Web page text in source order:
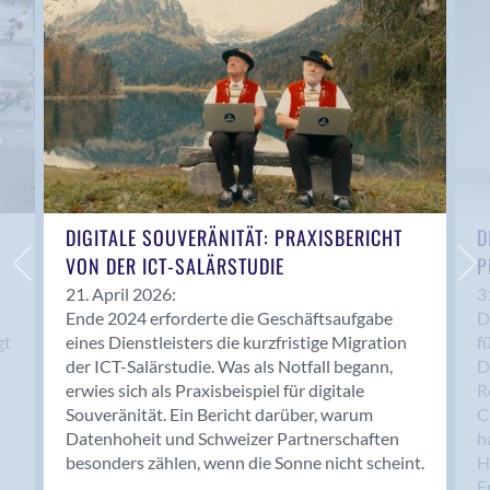
Anwil
Appenzell
Au SG
Baar
Baden
Balsthal
Balzers
Basel
Bassersdorf
Belp
Bendern
Benken (SG)
Bergdietikon
Berlin
Bern
Bern - Liebefeld
DIGITALE SOUVERÄNITÄT: PRAXISBERICHT
VON DER ICT-SALÄRSTUDIE
21. April 2026:
Ende 2024 erforderte die Geschäftsaufgabe
eines Dienstleisters die kurzfristige Migration
der ICT-Salärstudie. Was als Notfall begann,
erwies sich als Praxisbeispiel für digitale
Souveränität. Ein Bericht darüber, warum
Datenhoheit und Schweizer Partnerschaften
besonders zählen, wenn die Sonne nicht scheint.